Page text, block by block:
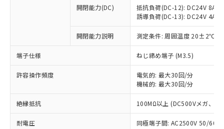
開閉能力(DC)
抵抗負荷(DC-12): DC24V 8A/
誘導負荷(DC-13): DC24V 4A/
開閉能力説明 測定条件: 周囲温度 20±2℃、
端子仕様 ねじ締め端子 (M3.5)
許容操作頻度
電気的: 最大30回/分
機械的: 最大30回/分
絶縁抵抗 100MΩ以上 (DC500Vメガ、点
耐電圧
同極端子間: AC2500V 50/
本サービスは、当社制御機器事業取扱
商品の当社在庫状況および標準価格
(税抜)を提供させていただくもので
当社制御機器事業取扱商品の中には、
本サービスの対象外となる商品もある
ことをご了承ください。
在庫状況および標準価格照会結果は、
記載している更新日時点での社内デー
タに基づき作成されるものであり、閲
覧された時点での実際の在庫および標
準価格とは異なる場合があることをご
調査・確認中：EU RoHS指令（10物質）の
非含有の対応状況を調査中または確認中の
非該当品：ライセンス料など無形物で、有
害物質有無と関係のない商品です。
仕入先様の事情により、非含有部品として
いたものが、含有品と判明した場合などや
むを得ず変更することがあります。
*EU RoHS指令（10物質）：
鉛(Pb) 1000ppm以下、 水銀(Hg) 1000ppm以下、 カド
六価クロム(Cr(Ⅵ)) 1000ppm以下、ポリ臭化ビフェニル
※1 中国RoHS○×表
「○」：最大均質材料含有率が中国RoHSの
基準値以下であることを示します。
「×」：最大均質材料含有率が中国RoHSの
基準値を超えていることを示します。
「－」：未確認です。当社販売部門へお問
*中国RoHS10物質の基準値 (GB/T26572)：
当社は、これら貴社製品のうち、外国
為替および外国貿易法に定める商品
（以下｢規制貨物等」という）を輸出
または国外への提供する場合は、日本
国政府の輸出許可(または役務取引許
可)を取得するなどの必要な手続きを